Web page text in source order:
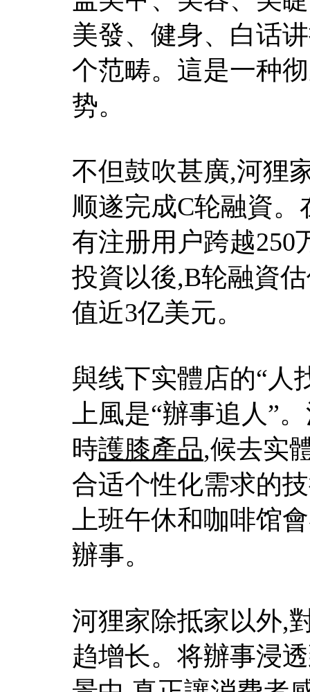
美發、健身、白话
个范畴。這是一种
势。
不但鼓吹甚廣,河狸
顺遂完成C轮融資
有注册用户跨越250
投資以後,B轮融資
值近3亿美元。
與线下实體店的“人
上風是“辦事追人”
時護膝產品,候去实
合适个性化需求的
上班午休和咖啡馆
辦事。
河狸家除抵家以外,
趋增长。将辦事浸